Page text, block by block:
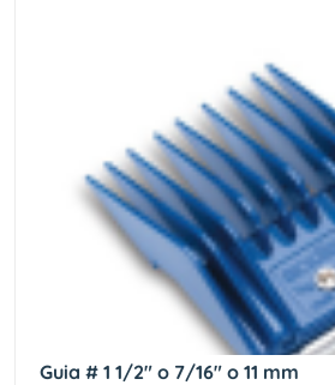
Guia # 1 1/2" o 7/16" o 11 mm